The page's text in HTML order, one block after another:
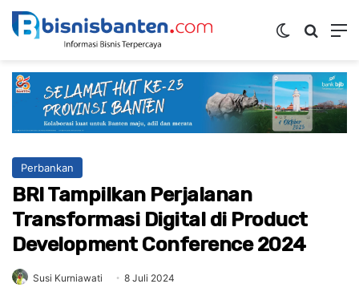
Switch skin
Perbankan
BRI Tampilkan Perjalanan
Transformasi Digital di Product
Development Conference 2024
Susi Kurniawati 8 Juli 2024